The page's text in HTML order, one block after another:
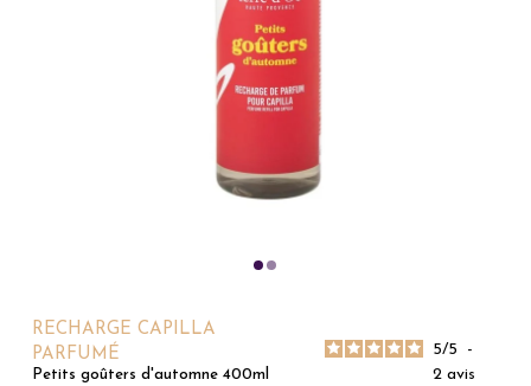
RECHARGE CAPILLA
PARFUMÉ
Petits goûters d'automne 400ml
5/5
-
2avis